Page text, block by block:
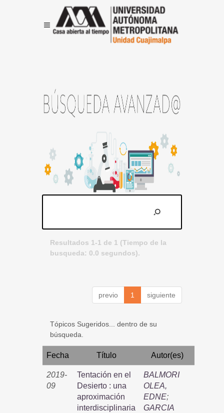
Resultados 1-1 de 1 (Tiempo de la
busqueda: 0.0 segundos).
previo 1 siguiente
Tópicos Sugeridos... dentro de su
búsqueda.
Fecha Título Autor(es)
2019-
09
Tentación en el
Desierto : una
aproximación
interdisciplinaria
BALMORI
OLEA,
EDNE;
GARCIA